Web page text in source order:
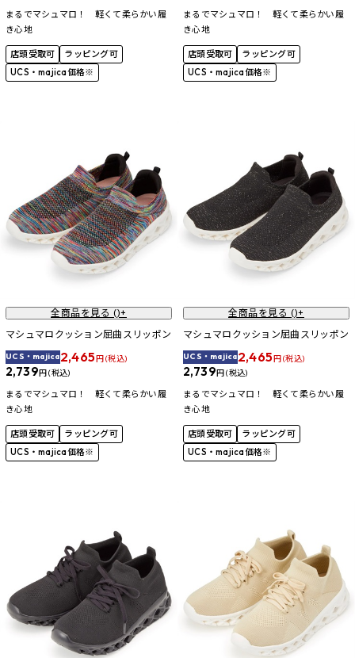
まるでマシュマロ！ 軽くて柔らかい履
き心地
店頭受取可
ラッピング可
UCS・majica価格※
まるでマシュマロ！ 軽くて柔らかい履
き心地
店頭受取可
ラッピング可
UCS・majica価格※
全商品を見る ()+
マシュマロクッション屈曲スリッポン
UCS・majica2,465円 (税込)
2,739円 (税込)
まるでマシュマロ！ 軽くて柔らかい履
き心地
店頭受取可
ラッピング可
UCS・majica価格※
全商品を見る ()+
マシュマロクッション屈曲スリッポン
UCS・majica2,465円 (税込)
2,739円 (税込)
まるでマシュマロ！ 軽くて柔らかい履
き心地
店頭受取可
ラッピング可
UCS・majica価格※